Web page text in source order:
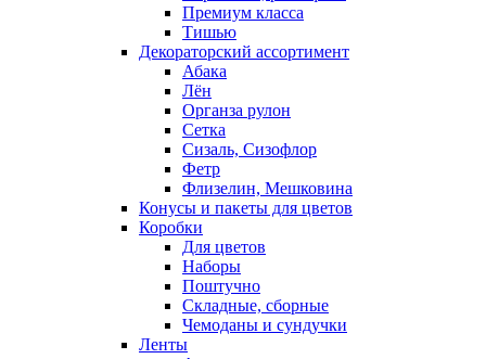
Премиум класса
Тишью
Декораторский ассортимент
Абака
Лён
Органза рулон
Сетка
Сизаль, Сизофлор
Фетр
Флизелин, Мешковина
Конусы и пакеты для цветов
Коробки
Для цветов
Наборы
Поштучно
Складные, сборные
Чемоданы и сундучки
Ленты